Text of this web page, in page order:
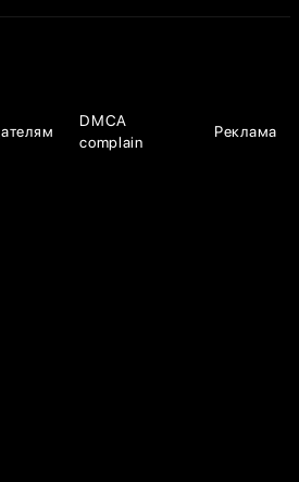
DMCA
complain
Реклама